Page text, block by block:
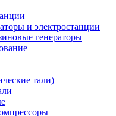
и электростанции
генераторы
тали)